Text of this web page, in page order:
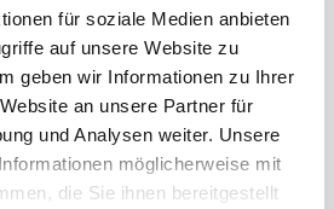
für soziale Medien anbieten
auf unsere Website zu
geben wir Informationen zu Ihrer
an unsere Partner für
und Analysen weiter. Unsere
möglicherweise mit
die Sie ihnen bereitgestellt
the form, you accept our
privacy policy.